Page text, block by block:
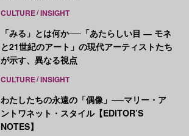
CULTURE INSIGHT
「みる」とは何か──「あたらしい目 ― モネ
と21世紀のアート」の現代アーティストたち
が示す、異なる視点
CULTURE INSIGHT
わたしたちの永遠の「偶像」──マリー・ア
ントワネット・スタイル【EDITOR’S
NOTES】